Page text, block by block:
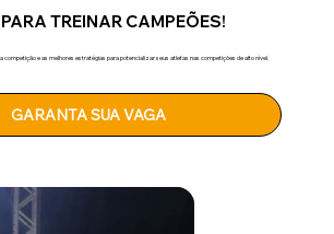
TREINAR CAMPEÕES!
competição e as melhores estratégias para potencializar seus atletas nas competições de alto nível.
GARANTA SUA VAGA